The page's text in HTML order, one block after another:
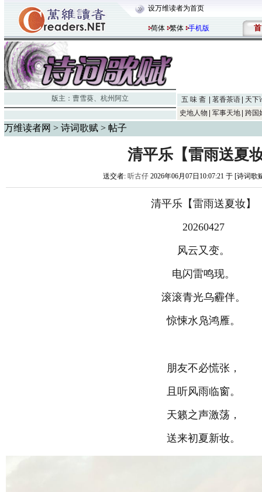
设万维读者为首页
简体 繁体 手机版 首
版主： 曹雪葵、 杭州阿立 五 味 斋 茗香茶语
天下
史地人物
军事天地 跨国
万维读者网 > 诗词歌赋 > 帖子
清平乐【雷雨送夏
送交者: 听古仔2026年06月07日10:07:21 于 [诗词歌
清平乐【雷雨送夏妆】
20260427
风云又变。
电闪雷鸣现。
滚滚青光乌霾伴。
惊悚水凫鸿雁。
朋友不必慌张，
且听风雨临窗。
天籁之声激荡，
送来初夏新妆。